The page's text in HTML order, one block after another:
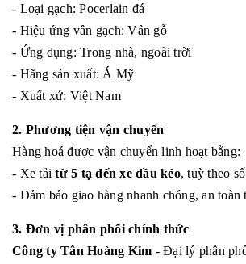
- Loại gạch: Pocerlain đá
- Hiệu ứng vân gạch: Vân gỗ
- Ứng dụng: Trong nhà, ngoài trời
- Hãng sản xuất: Á Mỹ
- Xuất xứ: Việt Nam
2. Phương tiện vận chuyển
Hàng hoá được vận chuyển linh hoạt bằng:
- Xe tảitừ 5 tạ đến xe đầu kéo, tuỳ theo
- Đảm bảo giao hàng nhanh chóng, an toàn
3. Đơn vị phân phối chính thức
Công ty Tân Hoàng Kim - Đại lý phân